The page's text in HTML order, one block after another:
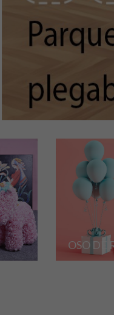
OSO DE